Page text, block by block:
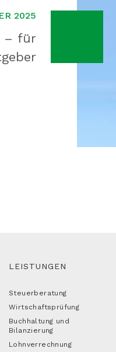
2025
– für
LEISTUNGEN
Steuerberatung
Wirtschaftsprüfung
Buchhaltung und
Bilanzierung
Lohnverrechnung